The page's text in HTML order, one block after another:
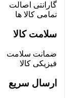
گارانتی اصالت
تمامی کالا ها
سلامت کالا
ضمانت سلامت
فیزیکی کالا
ارسال سریع